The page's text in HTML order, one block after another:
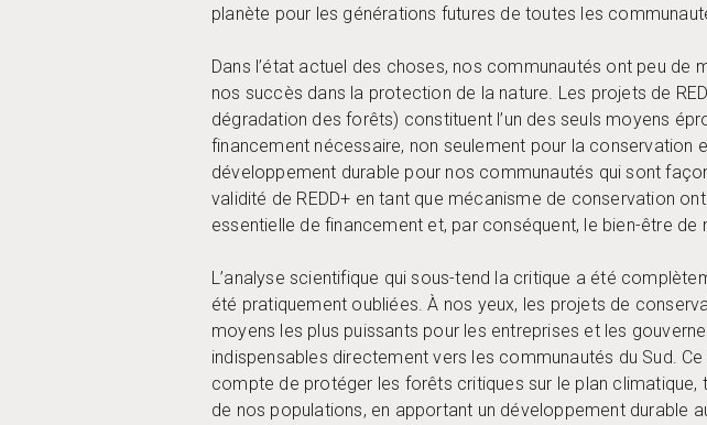
planète pour les générations futures de toutes les
Dans l’état actuel des choses, nos communautés ont peu
nos succès dans la protection de la nature. Les projets de
dégradation des forêts) constituent l’un des seuls moyens
financement nécessaire, non seulement pour la
développement durable pour nos communautés qui sont
validité de REDD+ en tant que mécanisme de conservation
essentielle de financement et, par conséquent, le bien-être de
L’analyse scientifique qui sous-tend la critique a été
été pratiquement oubliées. À nos yeux, les projets de
moyens les plus puissants pour les entreprises et les
indispensables directement vers les communautés du Sud.
compte de protéger les forêts critiques sur le plan
de nos populations, en apportant un développement durable